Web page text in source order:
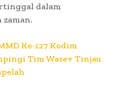
dalam
Ke-127 Kodim
Tim Wasev Tinjau